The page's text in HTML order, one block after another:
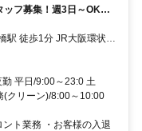
ッフ募集！週3日～OK◆
徒歩1分 JR大阪環状線
平日/9:00～23:0 土
(クリーン)/8:00～10:00
ト業務 ・お客様の入退